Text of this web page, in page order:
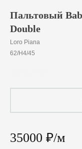
Пальтовый
Double
Loro Piana
62/H4/45
35000 ₽/м